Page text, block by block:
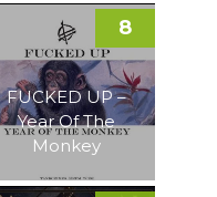
FUCKED UP –
Year Of The
Monkey
8